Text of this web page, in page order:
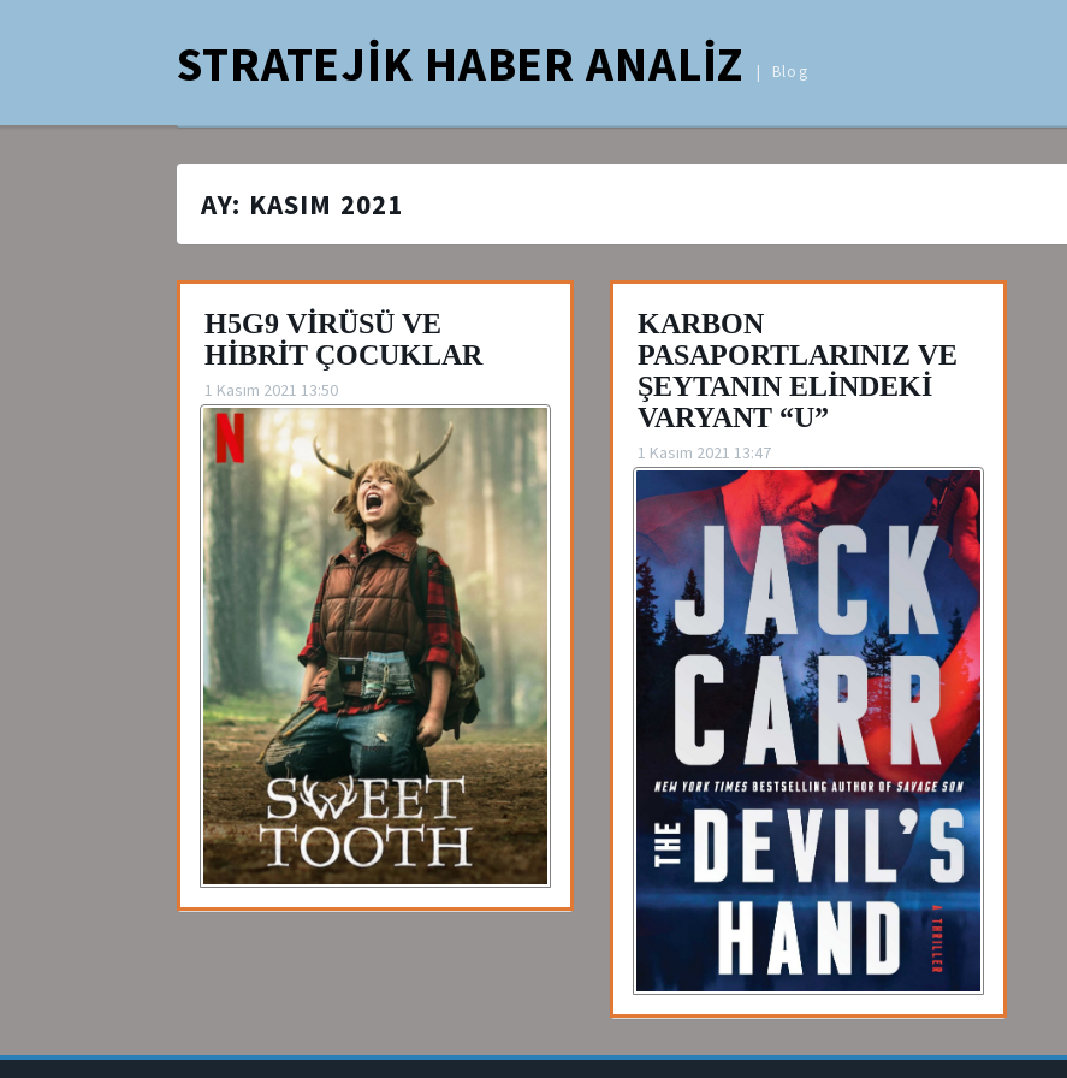
STRATEJİK HABER ANALİZ Blog
AY: KASIM 2021
H5G9 VİRÜSÜ VE
HİBRİT ÇOCUKLAR
1 Kasım 2021 13:50
KARBON
PASAPORTLARINIZ VE
ŞEYTANIN ELİNDEKİ
VARYANT “U”
1 Kasım 2021 13:47